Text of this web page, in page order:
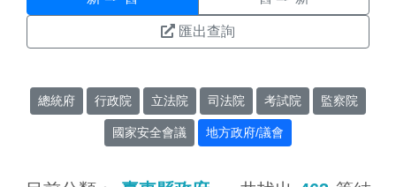
匯出查詢
總統府 行政院 立法院 司法院 考試院 監察院
國家安全會議 地方政府/議會